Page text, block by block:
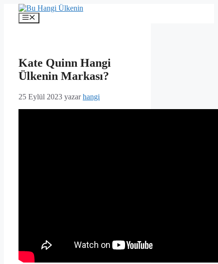
İçeriğe
Menü
Kate Quinn Hangi
Ülkenin Markası?
25 Eylül 2023 yazarhangi